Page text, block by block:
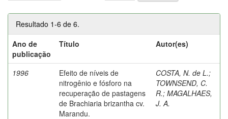
Resultado 1-6 de 6.
Ano de
publicação
Título Autor(es)
1996
Efeito de níveis de
nitrogênio e fósforo na
recuperação de pastagens
de Brachiaria brizantha cv.
Marandu.
COSTA, N. de L.;
TOWNSEND, C.
R.; MAGALHAES,
J. A.